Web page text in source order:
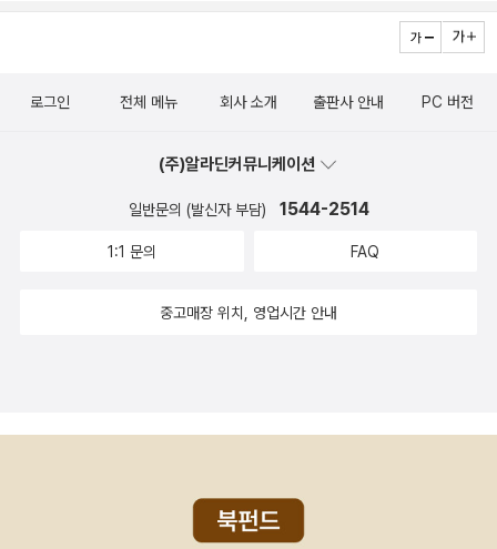
[특수 부대]를 피해 흩어졌다. 총알을 맞고 넘어졌다 다시 대검에 찔
리기도 했다. 무기를 든 시민군들이 주먹밥[호밀 빵]을 먹으며 버텨
보려 애썼다. 하지만 군부[독재 정권]는 민주화 요구가 확대될 것을
다. 상황은 끝났다. 전두환 계엄 사령관[카리모프 대통령]은 일부 극
되었고, 이 과정에서 약간의 사상자가 발생했다고 발표했다. 민간인
피해는 전혀 없다고 덧붙였다. ―「광주―안디잔」에서 시대와 장소를
간에도 어느 곳에선가 일어나고 있음을 일깨운다. “아직 전쟁은 끝나
다”(「말보로맨」). 그러나 그 슬픔마저도 정한용은 껴안아야 할 진실
외면된 진실을 대면한다. 그는 설명하거나 강의하지 않는다. 함부로
교훈을 전하거나 어설피 위로하지도 않는다. 냉엄한 진술로 폭력의
로그인 전체 메뉴 회사 소개 출판사 안내 PC 버전
(주)알라딘커뮤니케이션
일반문의 (발신자 부담) 1544-2514
1:1 문의 FAQ
중고매장 위치, 영업시간 안내